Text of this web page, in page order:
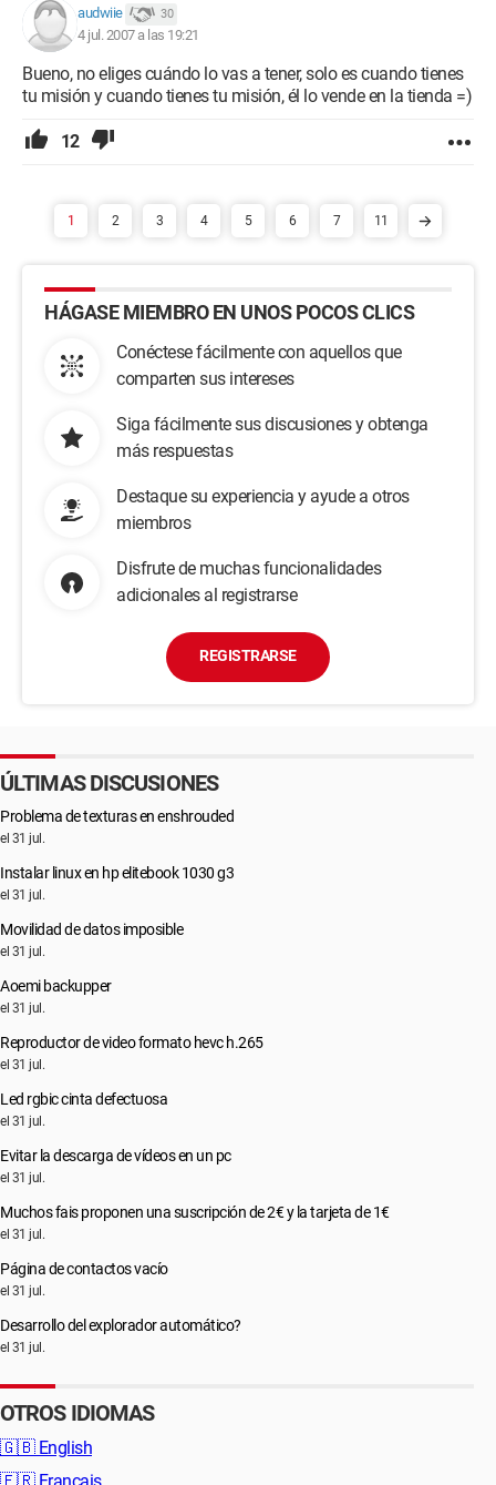
audwiie 30
4 jul. 2007 a las 19:21
Bueno, no eliges cuándo lo vas a tener, solo es cuando tienes
tu misión y cuando tienes tu misión, él lo vende en la tienda =)
12
1 2 3 4 5 6 7 11
HÁGASE MIEMBRO EN UNOS POCOS CLICS
Conéctese fácilmente con aquellos que
comparten sus intereses
Siga fácilmente sus discusiones y obtenga
más respuestas
Destaque su experiencia y ayude a otros
miembros
Disfrute de muchas funcionalidades
adicionales al registrarse
REGISTRARSE
ÚLTIMAS DISCUSIONES
Problema de texturas en enshrouded
el 31 jul.
Instalar linux en hp elitebook 1030 g3
el 31 jul.
Movilidad de datos imposible
el 31 jul.
Aoemi backupper
el 31 jul.
Reproductor de video formato hevc h.265
el 31 jul.
Led rgbic cinta defectuosa
el 31 jul.
Evitar la descarga de vídeos en un pc
el 31 jul.
Muchos fais proponen una suscripción de 2€ y la tarjeta de 1€
el 31 jul.
Página de contactos vacío
el 31 jul.
Desarrollo del explorador automático?
el 31 jul.
OTROS IDIOMAS
🇬🇧 English